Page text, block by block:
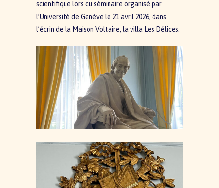
scientifique lors du séminaire organisé par
l’Université de Genève le 21 avril 2026, dans
l’écrin de la Maison Voltaire, la villa Les Délices.